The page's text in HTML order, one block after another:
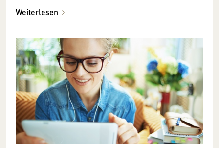
Weiterlesen